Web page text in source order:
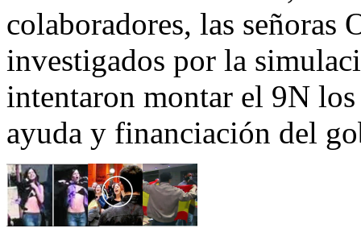
colaboradores, las señoras
investigados por la
intentaron montar el 9N los
ayuda y financiación del